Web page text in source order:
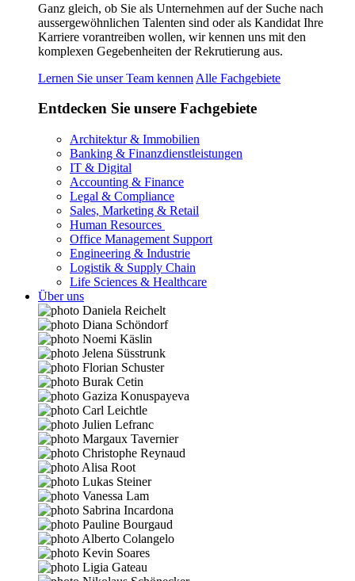
Ganz gleich, ob Sie als Unternehmen auf der Suche nach
aussergewöhnlichen Talenten sind oder als Kandidat Ihre
Karriere vorantreiben wollen, wir kennen uns mit den
komplexen Gegebenheiten der Rekrutierung aus.
Lernen Sie unser Team kennen Alle Fachgebiete
Entdecken Sie unsere Fachgebiete
Architektur & Immobilien
Banking & Finanzdienstleistungen
IT & Digital
Accounting & Finance
Legal & Compliance
Sales, Marketing & Retail
Human Resources
Office Management Support
Engineering & Industrie
Logistik & Supply Chain
Life Sciences & Healthcare
Über uns